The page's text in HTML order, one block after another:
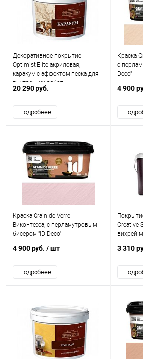
Декоративное покрытие
Optimist-Elite акриловая,
каракум с эффектом песка для
внутренних работ
20 290 руб.
Подробнее
Краска
с
Deco"
4 900
Краска Grain de Verre
Виконтесса, с перламутровым
бисером "ID Deco"
4 900 руб. / шт
Подробнее
Creative
вихрей
3 310